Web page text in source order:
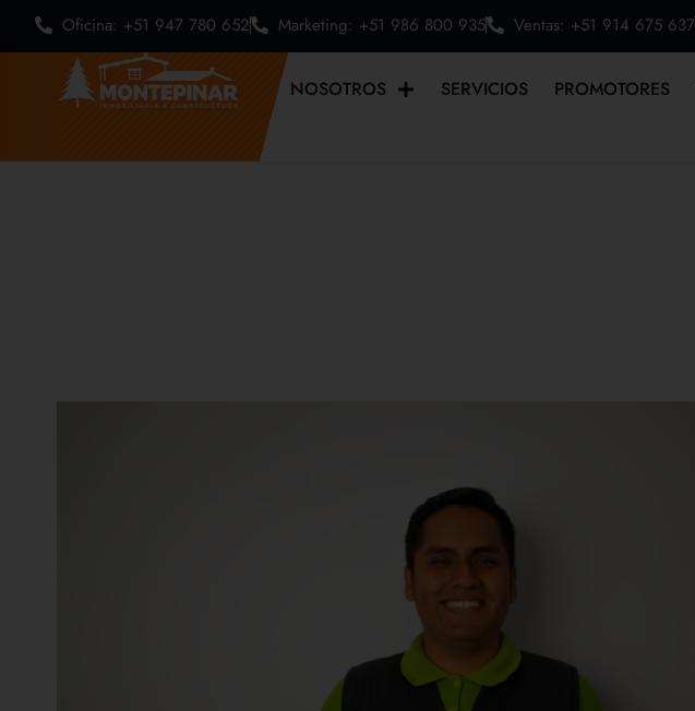
Oficina: +51 947 780 652 Marketing: +51 986 800 935 Ventas: +51 914 675 637
NOSOTROS SERVICIOS PROMOTORES